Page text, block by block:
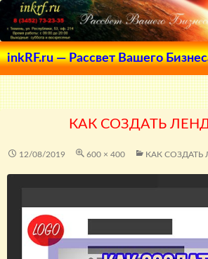
inkRF.ru — Рассвет Вашего
Поиск
К
СОДЕРЖИМОМУ
КАК СОЗДАТЬ
12/08/2019 600 × 400 КАК СОЗДАТЬ